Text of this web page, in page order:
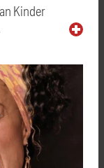
Kinder